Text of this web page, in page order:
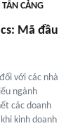
CẢNG
Mã đầu
với các nhà
ngành
các doanh
kinh doanh